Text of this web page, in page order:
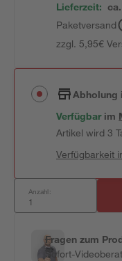
Lieferzeit:
Paketversand
zzgl. 5,95€
Abholung
Verfügbar im
Artikel wird 3
Verfügbarkeit
Anzahl:
Fragen zum
Sofort-